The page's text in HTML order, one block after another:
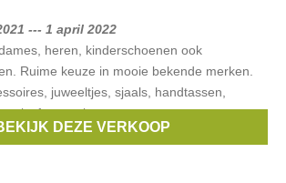
--- 1 april 2022
heren, kinderschoenen ook
Ruime keuze in mooie bekende merken.
juweeltjes, sjaals, handtassen,
feesttasjes,
,Gant, CKS,Pom D'Api,Banaline
DEZE VERKOOP